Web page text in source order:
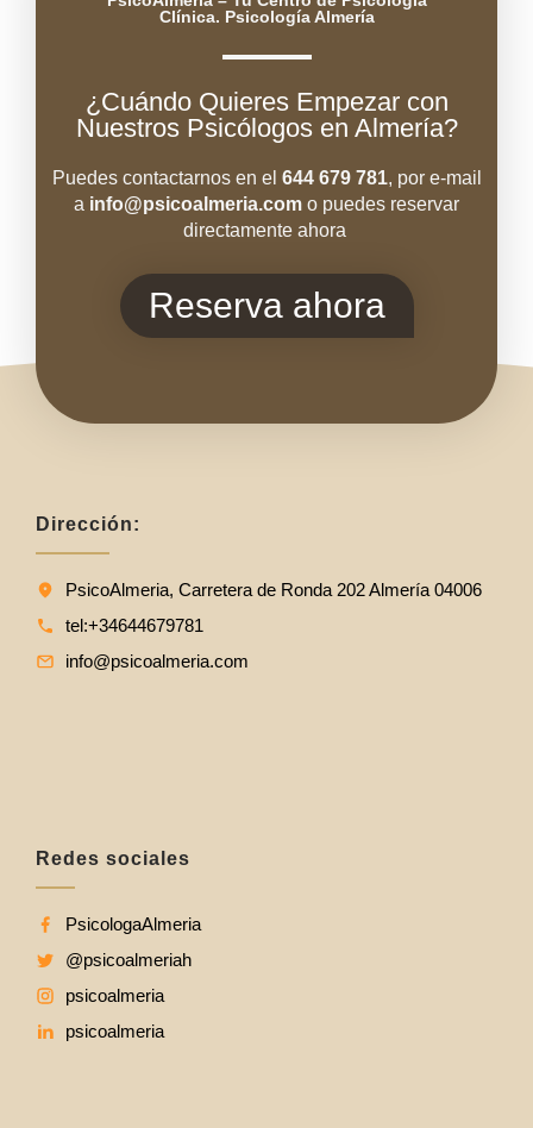
Clínica. Psicología Almería
¿Cuándo Quieres Empezar con
Nuestros Psicólogos en Almería?
Puedes contactarnos en el 644 679 781, por e-mail
a info@psicoal meria.com o puedes reservar
directamente ahora
Reserva ahora
Redes sociales
PsicologaAlmeria
@psicoalmeriah
psicoalmeria
psicoalmeria
Dirección:
PsicoAlmeria, Carretera de Ronda 202 Almería 04006
tel:+34644679781
info@psicoalmeria.com